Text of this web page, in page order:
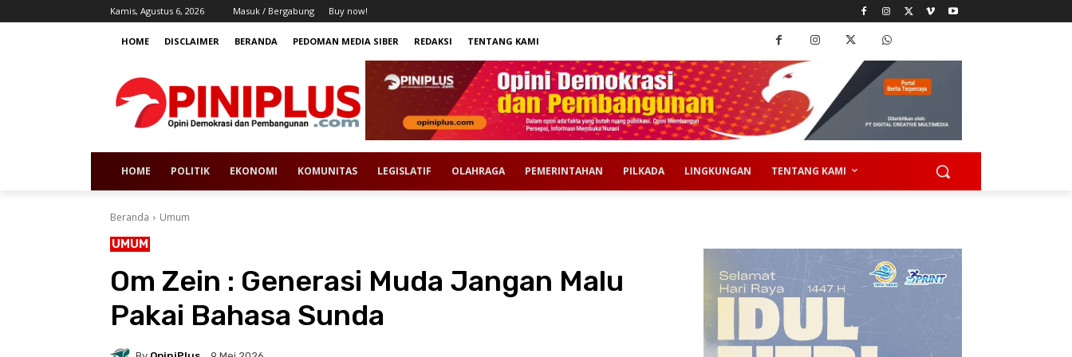
Kamis, Agustus 6, 2026 Masuk / Bergabung Buy now!
HOME DISCLAIMER BERANDA PEDOMAN MEDIA SIBER REDAKSI TENTANG KAMI
HOME POLITIK EKONOMI KOMUNITAS LEGISLATIF OLAHRAGA PEMERINTAHAN PILKADA LINGKUNGAN TENTANG KAMI
Beranda Umum
UMUM
Om Zein : Generasi Muda Jangan Malu
Pakai Bahasa Sunda